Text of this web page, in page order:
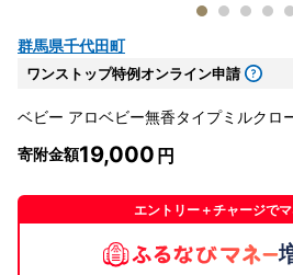
群馬県千代田町
ワンストップ特例オンライン申請
ベビー アロベビー無香タイプミルクロ
寄附金額19,000
エントリー＋チャージでマ